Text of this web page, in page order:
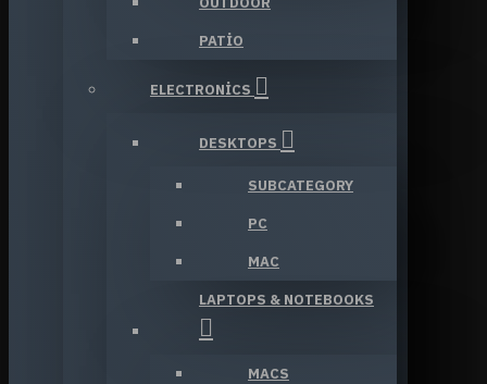
PATIO
ELECTRONICS
DESKTOPS
SUBCATEGORY
PC
MAC
LAPTOPS & NOTEBOOKS
MACS